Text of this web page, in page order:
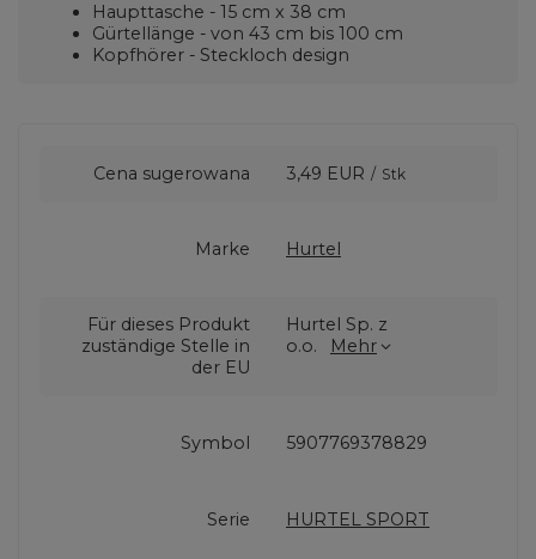
Haupttasche - 15 cm x 38 cm
Gürtellänge - von 43 cm bis 100 cm
Kopfhörer - Steckloch design
Cena sugerowana 3,49 EUR / Stk
Marke Hurtel
Für dieses Produkt
zuständige Stelle in
der EU
Hurtel Sp. z
o.o.
Mehr
Symbol 5907769378829
Serie HURTEL SPORT